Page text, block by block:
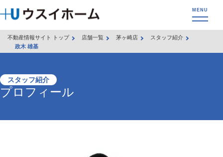
不動産情報サイト トップ 店舗一覧 茅ヶ崎店
スタッフ紹介
政木 雄基
スタッフ紹介
プロフィール